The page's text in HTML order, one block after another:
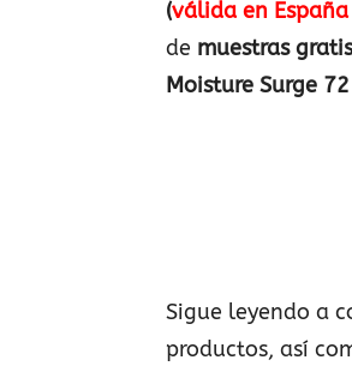
(válida en
de muestras gratis
Moisture Surge
Sigue leyendo a
productos, así